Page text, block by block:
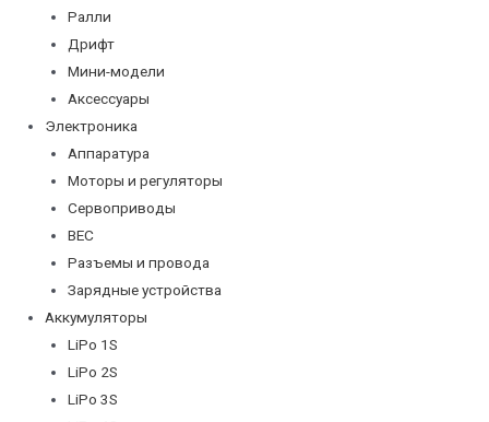
Ралли
Дрифт
Мини-модели
Аксессуары
Электроника
Аппаратура
Моторы и регуляторы
Сервоприводы
BEC
Разъемы и провода
Зарядные устройства
Аккумуляторы
LiPo 1S
LiPo 2S
LiPo 3S